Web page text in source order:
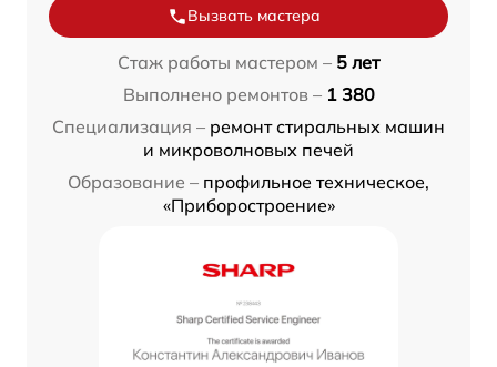
Вызвать мастера
Стаж работы мастером – 5 лет
Выполнено ремонтов – 1 380
Специализация – ремонт стиральных машин
и микроволновых печей
Образование – профильное техническое,
«Приборостроение»